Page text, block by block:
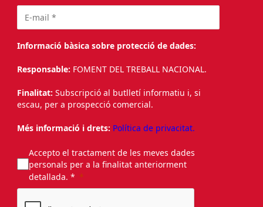
Informació bàsica sobre protecció de dades:
Responsable: FOMENT DEL TREBALL NACIONAL.
Finalitat: Subscripció al butlletí informatiu i, si
escau, per a prospecció comercial.
Més informació i drets: Política de privacitat.
Accepto el tractament de les meves dades
personals per a la finalitat anteriorment
detallada. *